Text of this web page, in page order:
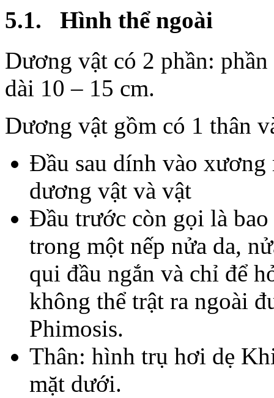
5.1. Hình thể ngoài
Dương vật có 2 phần:
dài 10 – 15 cm.
Dương vật gồm có 1 thân
Đầu sau dính vào
dương vật và vật
Đầu trước còn gọi là
trong một nếp nửa da,
qui đầu ngắn và chỉ để
không thể trật ra ngoài
Phimosis.
Thân: hình trụ hơi dẹ
mặt dưới.